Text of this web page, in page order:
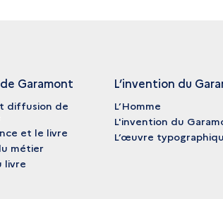
Garamont
diffusion de
et le livre
métier
livre
L’invention du
L’Homme
L'invention du
L’œuvre